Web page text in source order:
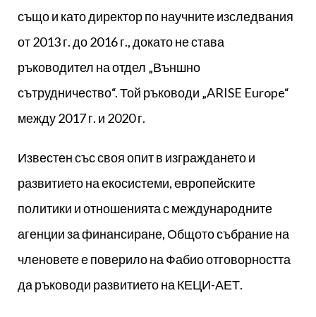
също и като директор по научните изследвания
от 2013 г. до 2016 г., докато не става
ръководител на отдел „Външно
сътрудничество“. Той ръководи „ARISE Europe“
между 2017 г. и 2020 г.
Известен със своя опит в изграждането и
развитието на екосистеми, европейските
политики и отношенията с международните
агенции за финансиране, Общото събрание на
членовете е поверило на Фабио отговорността
да ръководи развитието на КЕЦИ-АЕТ.